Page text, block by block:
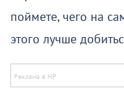
поймете, чего на
этого лучше